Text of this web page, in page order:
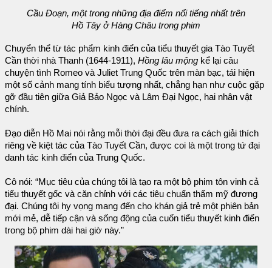
Cầu Đoạn, một trong những địa điểm nổi tiếng nhất trên
Hồ Tây ở Hàng Châu trong phim
Chuyển thể từ tác phẩm kinh điển của tiểu thuyết gia Tào Tuyết
Cần thời nhà Thanh (1644-1911), Hồng lâu mộng kể lại câu
chuyện tình Romeo và Juliet Trung Quốc trên màn bạc, tái hiện
một số cảnh mang tính biểu tượng nhất, chẳng hạn như cuộc gặp
gỡ đầu tiên giữa Giả Bảo Ngọc và Lâm Đại Ngọc, hai nhân vật
chính.
Đạo diễn Hồ Mai nói rằng mỗi thời đại đều đưa ra cách giải thích
riêng về kiệt tác của Tào Tuyết Cần, được coi là một trong tứ đại
danh tác kinh điển của Trung Quốc.
Cô nói: “Mục tiêu của chúng tôi là tạo ra một bộ phim tôn vinh cả
tiểu thuyết gốc và căn chỉnh với các tiêu chuẩn thẩm mỹ đương
đại. Chúng tôi hy vọng mang đến cho khán giả trẻ một phiên bản
mới mẻ, dễ tiếp cận và sống động của cuốn tiểu thuyết kinh điển
trong bộ phim dài hai giờ này.”